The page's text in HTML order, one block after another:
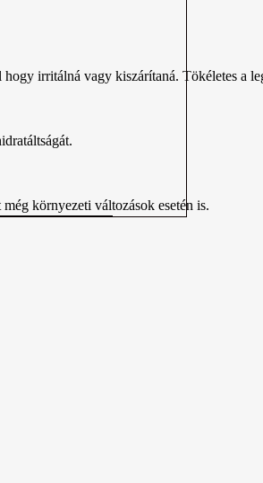
irritálná vagy kiszárítaná. Tökéletes a
környezeti változások esetén is.